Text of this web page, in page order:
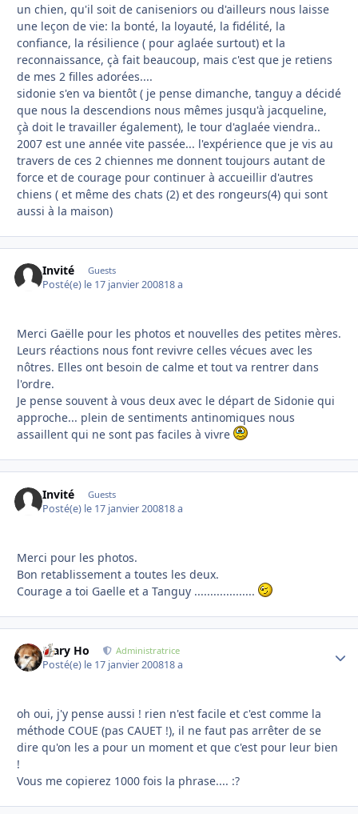
un chien, qu'il soit de caniseniors ou d'ailleurs nous laisse
une leçon de vie: la bonté, la loyauté, la fidélité, la
confiance, la résilience ( pour aglaée surtout) et la
reconnaissance, çà fait beaucoup, mais c'est que je retiens
de mes 2 filles adorées....
sidonie s'en va bientôt ( je pense dimanche, tanguy a décidé
que nous la descendions nous mêmes jusqu'à jacqueline,
çà doit le travailler également), le tour d'aglaée viendra..
2007 est une année vite passée... l'expérience que je vis au
travers de ces 2 chiennes me donnent toujours autant de
force et de courage pour continuer à accueillir d'autres
chiens ( et même des chats (2) et des rongeurs(4) qui sont
aussi à la maison)
Invité Guests
Posté(e) le 17 janvier 200818 a
Merci Gaëlle pour les photos et nouvelles des petites mères.
Leurs réactions nous font revivre celles vécues avec les
nôtres. Elles ont besoin de calme et tout va rentrer dans
l'ordre.
Je pense souvent à vous deux avec le départ de Sidonie qui
approche... plein de sentiments antinomiques nous
assaillent qui ne sont pas faciles à vivre
Invité Guests
Posté(e) le 17 janvier 200818 a
Merci pour les photos.
Bon retablissement a toutes les deux.
Courage a toi Gaelle et a Tanguy ...................
Mary Ho Administratrice
Posté(e) le 17 janvier 200818 a
oh oui, j'y pense aussi ! rien n'est facile et c'est comme la
méthode COUE (pas CAUET !), il ne faut pas arrêter de se
dire qu'on les a pour un moment et que c'est pour leur bien
!
Vous me copierez 1000 fois la phrase.... :?